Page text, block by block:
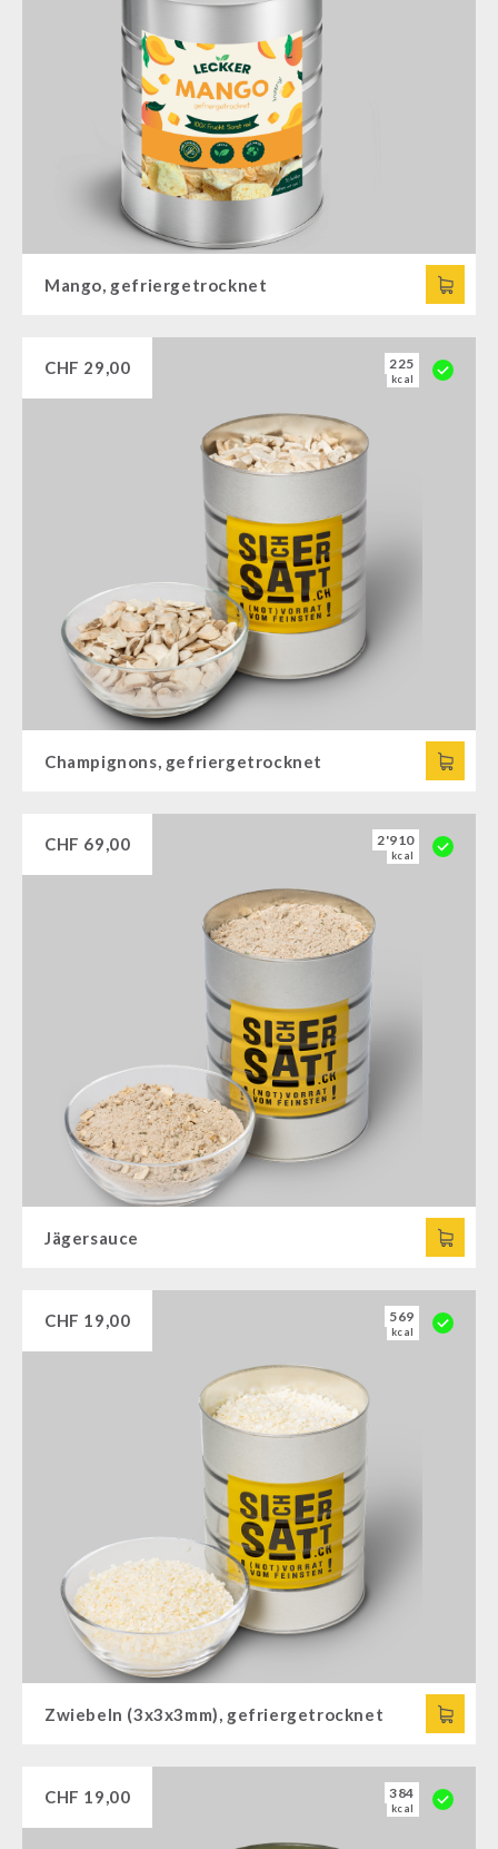
Mango, gefriergetrocknet
CHF 29,00 225
kcal
Champignons, gefriergetrocknet
CHF 69,00 2'910
kcal
Jägersauce
CHF 19,00 569
kcal
Zwiebeln (3x3x3mm), gefriergetrocknet
CHF 19,00 384
kcal